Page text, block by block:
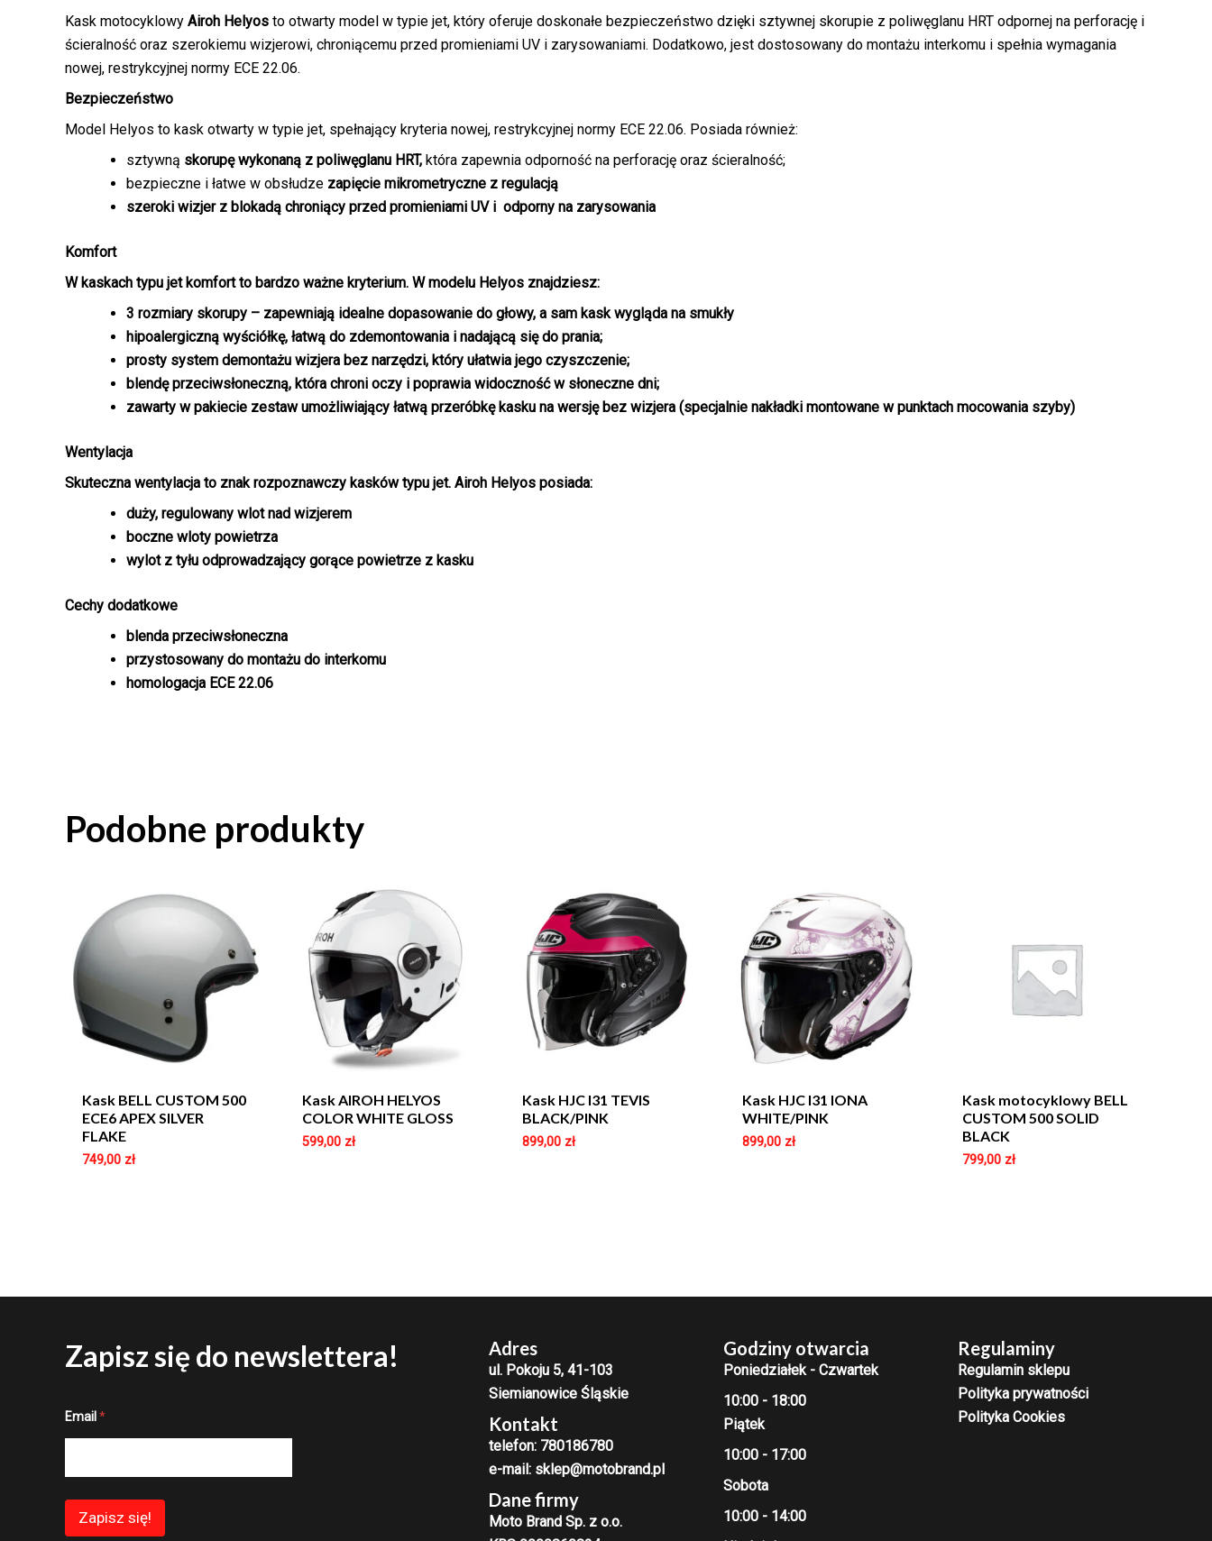
Kask motocyklowy Airoh Helyos to otwarty model w typie jet, który oferuje doskonałe bezpieczeństwo dzięki sztywnej skorupie z poliwęglanu HRT odpornej na perforację i
ścieralność oraz szerokiemu wizjerowi, chroniącemu przed promieniami UV i zarysowaniami. Dodatkowo, jest dostosowany do montażu interkomu i spełnia wymagania
nowej, restrykcyjnej normy ECE 22.06.
Bezpieczeństwo
Model Helyos to kask otwarty w typie jet, spełnający kryteria nowej, restrykcyjnej normy ECE 22.06. Posiada również:
sztywną skorupę wykonaną z poliwęglanu HRT, która zapewnia odporność na perforację oraz ścieralność;
bezpieczne i łatwe w obsłudze zapięcie mikrometryczne z regulacją
szeroki wizjerz blokadą chroniący przed promieniami UV i odporny na zarysowania
Komfort
W kaskach typu jet komfort to bardzo ważne kryterium. W modelu Helyos znajdziesz:
3 rozmiary skorupy – zapewniają idealne dopasowanie do głowy, a sam kask wygląda na smukły
hipoalergiczną wyściółkę, łatwą do zdemontowania i nadającą się do prania;
prosty system demontażu wizjera bez narzędzi, który ułatwia jego czyszczenie;
blendę przeciwsłoneczną, która chroni oczy i poprawia widoczność w słoneczne dni;
zawarty w pakiecie zestaw umożliwiający łatwą przeróbkę kasku na wersję bez wizjera (specjalnie nakładki montowane w punktach mocowania szyby)
Wentylacja
Skuteczna wentylacja to znak rozpoznawczy kasków typu jet. Airoh Helyos posiada:
duży, regulowany wlot nad wizjerem
boczne wloty powietrza
wylot z tyłu odprowadzający gorące powietrze z kasku
Cechy dodatkowe
blenda przeciwsłoneczna
przystosowany do montażu do interkomu
homologacja ECE 22.06
Podobne produkty
Kask BELL CUSTOM 500
ECE6 APEX SILVER
FLAKE
749,00 zł
Kask AIROH HELYOS
COLOR WHITE GLOSS
599,00 zł
Kask HJC I31 TEVIS
BLACK/PINK
899,00 zł
Kask HJC I31 IONA
WHITE/PINK
899,00 zł
Kask motocyklowy BELL
CUSTOM 500 SOLID
BLACK
799,00 zł
Zapisz się do newslettera!
m
E
Email *
Zapisz się!
Adres
ul. Pokoju 5, 41-103
Siemianowice Śląskie
Kontakt
telefon: 780186780
e-mail: sklep@motobrand.pl
Dane firmy
Moto Brand Sp. z o.o.
Godziny otwarcia
Poniedziałek - Czwartek
10:00 - 18:00
Piątek
10:00 - 17:00
Sobota
10:00 - 14:00
Regulaminy
Regulamin sklepu
Polityka prywatności
Polityka Cookies